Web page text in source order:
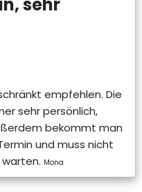
empfehlen. Die
sehr persönlich,
bekommt man
und muss nicht
Mona